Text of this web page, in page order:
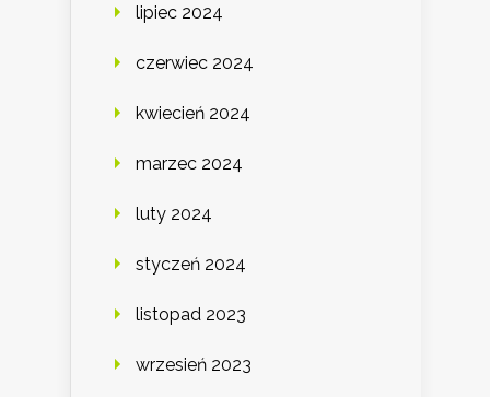
lipiec 2024
czerwiec 2024
kwiecień 2024
marzec 2024
luty 2024
styczeń 2024
listopad 2023
wrzesień 2023